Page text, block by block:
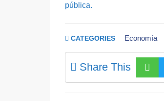
pública.
CATEGORIES Economía
Share This